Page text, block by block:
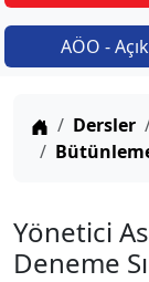
AÖO -
Anasayfa
Dersler
Yönetici
Deneme